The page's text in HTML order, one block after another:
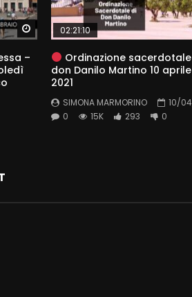
Watch Later
–
02:21:10
Ordinazione
don Danilo Martino 10 aprile
2021
SIMONA MARMORINO
10/
0
15K 293 0